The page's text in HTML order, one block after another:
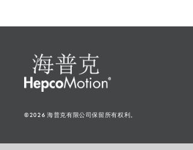
©2026 海普克有限公司保留所有权利。